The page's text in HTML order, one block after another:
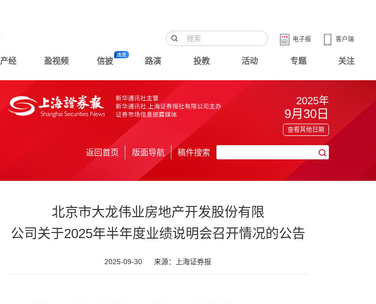
客户端
电子报
产经 盈视频 信披 路演 投教 活动 专题 关注
2025年
9月30日
查看其他日期
返回首页 版面导航 稿件搜索
北京市大龙伟业房地产开发股份有限
公司关于2025年半年度业绩说明会召开情况的公告
2025-09-30 来源：上海证券报